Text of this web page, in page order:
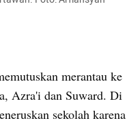
merantau ke
Azra'i dan Suward. Di
sekolah karena